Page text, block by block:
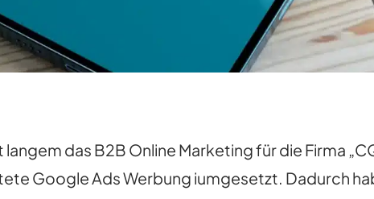
das B2B Online Marketing für die Firma
Google Ads Werbung iumgesetzt. Dadurch